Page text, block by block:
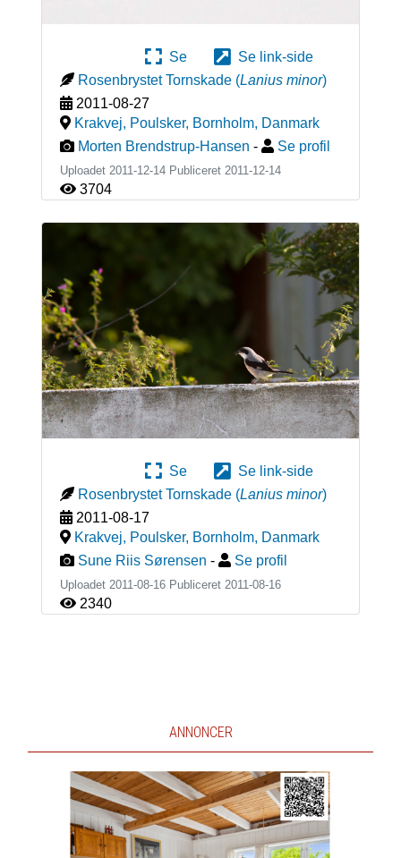
Se
Se link-side
Rosenbrystet Tornskade (Lanius minor)
2011-08-27
Krakvej, Poulsker, Bornholm, Danmark
Morten Brendstrup-Hansen - Se profil
Uploadet 2011-12-14 Publiceret 2011-12-14
3704
Se
Se link-side
Rosenbrystet Tornskade (Lanius minor)
2011-08-17
Krakvej, Poulsker, Bornholm, Danmark
Sune Riis Sørensen - Se profil
Uploadet 2011-08-16 Publiceret 2011-08-16
2340
ANNONCER